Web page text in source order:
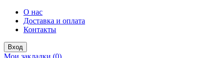
О нас
Доставка и оплата
Контакты
Вход
Мои закладки (0)